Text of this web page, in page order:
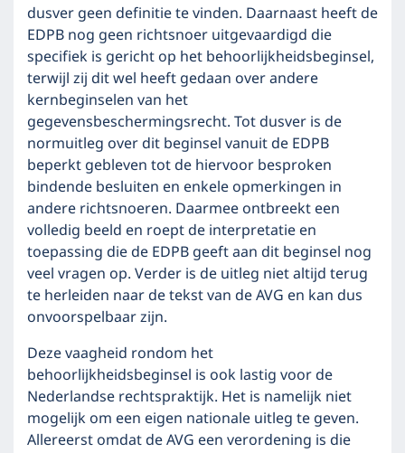
dusver geen definitie te vinden. Daarnaast heeft de
EDPB nog geen richtsnoer uitgevaardigd die
specifiek is gericht op het behoorlijkheidsbeginsel,
terwijl zij dit wel heeft gedaan over andere
kernbeginselen van het
gegevensbeschermingsrecht. Tot dusver is de
normuitleg over dit beginsel vanuit de EDPB
beperkt gebleven tot de hiervoor besproken
bindende besluiten en enkele opmerkingen in
andere richtsnoeren. Daarmee ontbreekt een
volledig beeld en roept de interpretatie en
toepassing die de EDPB geeft aan dit beginsel nog
veel vragen op. Verder is de uitleg niet altijd terug
te herleiden naar de tekst van de AVG en kan dus
onvoorspelbaar zijn.
Deze vaagheid rondom het
behoorlijkheidsbeginsel is ook lastig voor de
Nederlandse rechtspraktijk. Het is namelijk niet
mogelijk om een eigen nationale uitleg te geven.
Allereerst omdat de AVG een verordening is die